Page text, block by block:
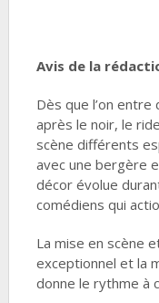
Avis de la
Dès que l’on entre
après le noir, le
scène différents
avec une bergère
décor évolue
comédiens qui
La mise en scène
exceptionnel et la
donne le rythme à